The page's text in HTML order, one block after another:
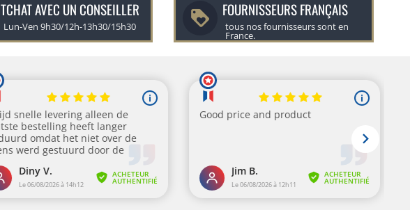
TCHAT AVEC UN CONSEILLER
Lun-Ven 9h30/12h-13h30/15h30
FOURNISSEURS FRANÇAIS
tous nos fournisseurs sont en
France.